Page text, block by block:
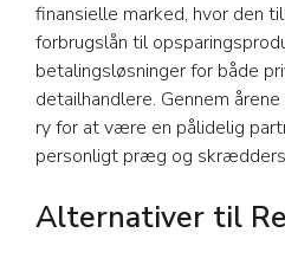
finansielle marked, hvor den
forbrugslån til
betalingsløsninger for både
detailhandlere. Gennem
ry for at være en pålidelig
personligt præg og
Alternativer til